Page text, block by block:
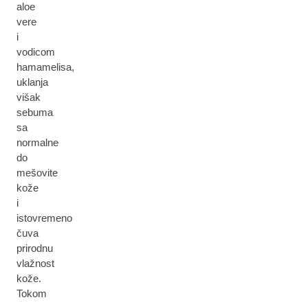
aloe
vere
i
vodicom
hamamelisa,
uklanja
višak
sebuma
sa
normalne
do
mešovite
kože
i
istovremeno
čuva
prirodnu
vlažnost
kože.
Tokom